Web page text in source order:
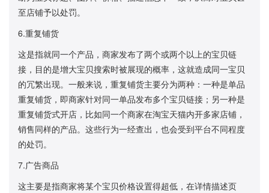
至店铺予以处罚。
6.重复铺货
这是指就同一个产品，商家发布了两个或两个以上的宝贝链
接，目的是增大宝贝搜索时被展现的概率，这就造成同一宝贝
的冗繁出现。一般来说，重复铺货主要分为两种：一种是单品
重复铺货，即商家针对同一单品发布多个宝贝链接；另一种是
重复铺货式开店，比如同一个商家在淘宝天猫内开多家店铺，
销售同样的产品。这些行为一经查出，也会受到平台不同程度
的处罚。
7.广告商品
这主要是指商家将某个宝贝价格设置得超低，在详情描述页